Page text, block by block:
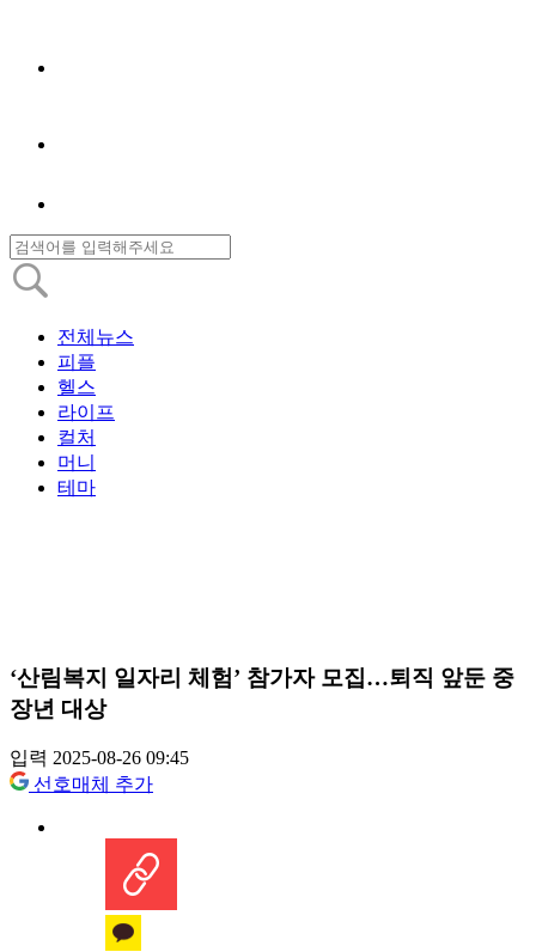
전체뉴스
피플
헬스
라이프
컬처
머니
테마
‘산림복지 일자리 체험’ 참가자 모집…퇴직 앞둔 중
장년 대상
입력 2025-08-26 09:45
선호매체 추가